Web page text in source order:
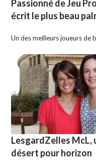
Passionné de Jeu
écrit le plus beau
Un des meilleurs joueurs de
LesgardZelles McL,
désert pour horizon